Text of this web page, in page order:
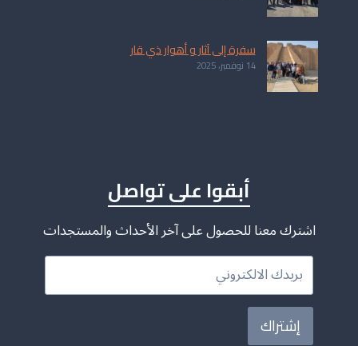
سفرة إلى آثار و أهوار ذي قار
14 نوفمبر، 2025
أبقوا على تواصل
اشترك معنا للحصول على آخر الأحداث والمستجدات
إشتراك